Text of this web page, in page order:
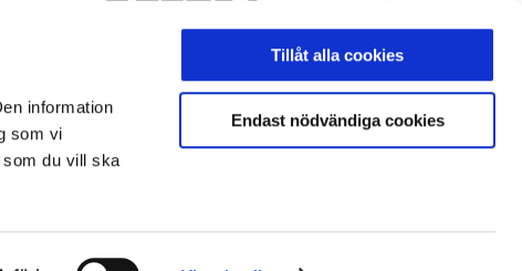
information
som vi
du vill ska
Tillåt alla cookies
Endast nödvändiga cookies